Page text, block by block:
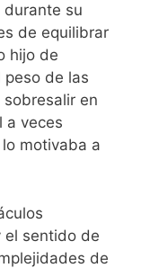
su
de equilibrar
hijo de
peso de las
en
a veces
motivaba a
el sentido de
de